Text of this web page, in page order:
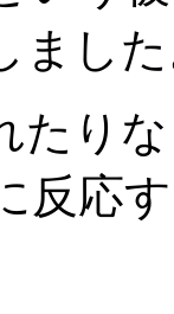
まし
たり
反応